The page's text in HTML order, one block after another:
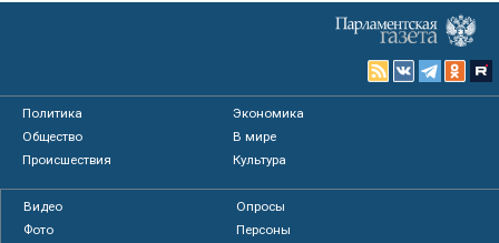
Политика
Экономика
Общество
В мире
Происшествия
Культура
Видео
Опросы
Фото
Персоны